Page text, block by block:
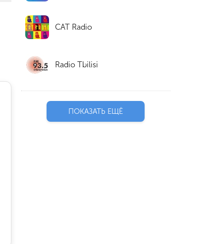
CAT Radio
Radio Tbilisi
ПОКАЗАТЬ ЕЩЁ